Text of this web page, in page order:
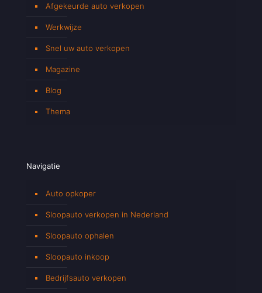
Afgekeurde auto verkopen
Werkwijze
Snel uw auto verkopen
Magazine
Blog
Thema
Navigatie
Auto opkoper
Sloopauto verkopen in Nederland
Sloopauto ophalen
Sloopauto inkoop
Bedrijfsauto verkopen